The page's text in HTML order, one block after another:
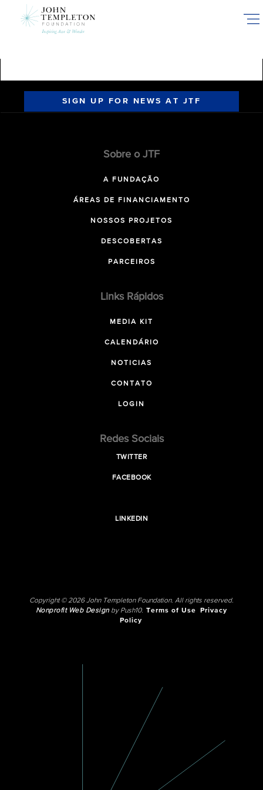
SIGN UP FOR NEWS AT JTF
Sobre o JTF
A FUNDAÇÃO
ÁREAS DE FINANCIAMENTO
NOSSOS PROJETOS
DESCOBERTAS
PARCEIROS
Links Rápidos
MEDIA KIT
CALENDÁRIO
NOTICIAS
CONTATO
LOGIN
Redes Sociais
TWITTER
FACEBOOK
LINKEDIN
Copyright © 2026 John Templeton Foundation. All rights reserved.
Nonprofit Web Designby Push10. Terms of Use
Privacy
Policy